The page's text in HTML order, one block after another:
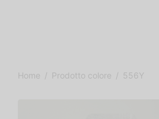
Home / Prodotto colore / 556Y